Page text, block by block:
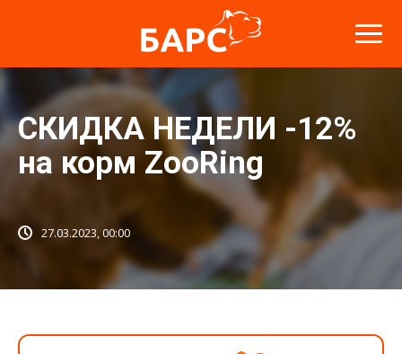
СКИДКА НЕДЕЛИ -12%
на корм ZooRing
27.03.2023, 00:00